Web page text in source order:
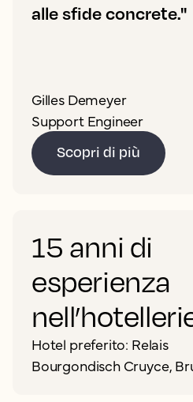
alle sfide concrete."
Gilles Demeyer
Support Engineer
Scopri di più
15 anni di
esperienza
Hotel preferito: Relais
Bourgondisch Cruyce,